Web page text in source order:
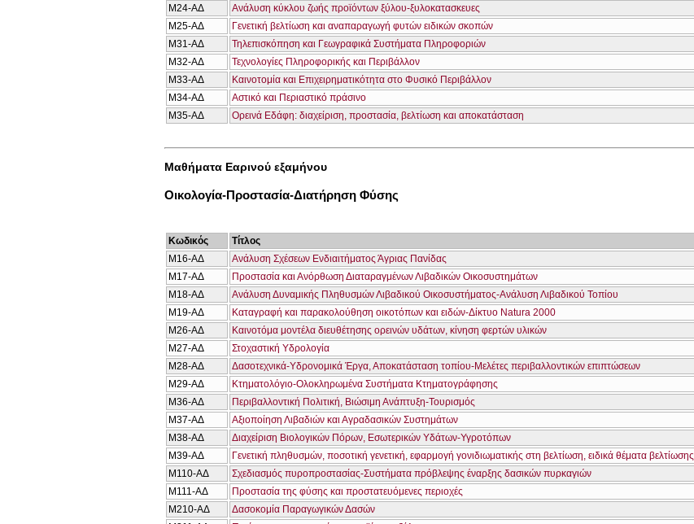
Μ24-ΑΔ
Ανάλυση κύκλου ζωής προϊόντων ξύλου-ξυλοκατασκευες
Μ25-ΑΔ
Γενετική βελτίωση και αναπαραγωγή φυτών ειδικών σκοπών
Μ31-ΑΔ
Τηλεπισκόπηση και Γεωγραφικά Συστήματα Πληροφοριών
Μ32-ΑΔ
Τεχνολογίες Πληροφορικής και Περιβάλλον
Μ33-ΑΔ
Καινοτομία και Επιχειρηματικότητα στο Φυσικό Περιβάλλον
Μ34-ΑΔ
Αστικό και Περιαστικό πράσινο
Μ35-ΑΔ
Ορεινά Εδάφη: διαχείριση, προστασία, βελτίωση και αποκατάσταση
Μαθήματα Εαρινού εξαμήνου
Οικολογία-Προστασία-Διατήρηση Φύσης
Κωδικός Τίτλος
Μ16-ΑΔ
Ανάλυση Σχέσεων Ενδιαιτήματος Άγριας Πανίδας
Μ17-ΑΔ
Προστασία και Ανόρθωση Διαταραγμένων Λιβαδικών Οικοσυστημάτων
Μ18-ΑΔ
Ανάλυση Δυναμικής Πληθυσμών Λιβαδικού Οικοσυστήματος-Ανάλυση Λιβαδικού Τοπίου
Μ19-ΑΔ
Καταγραφή και παρακολούθηση οικοτόπων και ειδών-Δίκτυο Natura 2000
Μ26-ΑΔ
Καινοτόμα μοντέλα διευθέτησης ορεινών υδάτων, κίνηση φερτών υλικών
Μ27-ΑΔ
Στοχαστική Υδρολογία
Μ28-ΑΔ
Δασοτεχνικά-Υδρονομικά Έργα, Αποκατάσταση τοπίου-Μελέτες περιβαλλοντικών επιπτώσεων
Μ29-ΑΔ
Κτηματολόγιο-Ολοκληρωμένα Συστήματα Κτηματογράφησης
Μ36-ΑΔ
Περιβαλλοντική Πολιτική, Βιώσιμη Ανάπτυξη-Τουρισμός
Μ37-ΑΔ
Αξιοποίηση Λιβαδιών και Αγραδασικών Συστημάτων
Μ38-ΑΔ
Διαχείριση Βιολογικών Πόρων, Εσωτερικών Υδάτων-Υγροτόπων
Μ39-ΑΔ
Γενετική πληθυσμών, ποσοτική γενετική, εφαρμογή γονιδιωματικής στη βελτίωση, ειδικά θέματα βελτίωσης
Μ110-ΑΔ
Σχεδιασμός πυροπροστασίας-Συστήματα πρόβλεψης έναρξης δασικών πυρκαγιών
Μ111-ΑΔ
Προστασία της φύσης και προστατευόμενες περιοχές
Μ210-ΑΔ
Δασοκομία Παραγωγικών Δασών